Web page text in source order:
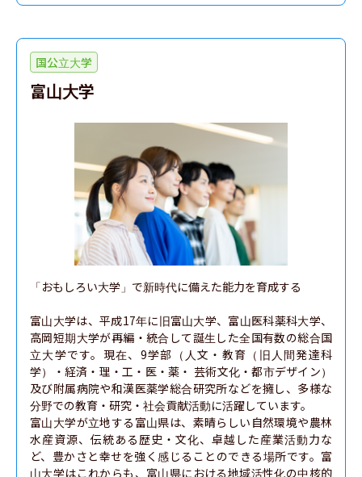
国公立大学
富山大学
「おもしろい大学」で新時代に備えた能力を育成する
富山大学は、平成17年に旧富山大学、富山医科薬科大学、
高岡短期大学が再編・統合して誕生した全国有数の総合国
立大学です。現在、9学部（人文・教育（旧人間発達科
学）・経済・理・工・医・薬・ 芸術文化・都市デザイン）
及び附属病院や和漢医薬学総合研究所などを擁し、多様な
分野での教育・研究・社会貢献活動に活躍しています。
富山大学が立地する富山県は、素晴らしい自然環境や農林
水産資源、伝統ある歴史・文化、卓越した産業活動力な
ど、豊かさと幸せを強く感じることのできる場所です。富
山大学はこれからも、富山県における地域活性化の中核的